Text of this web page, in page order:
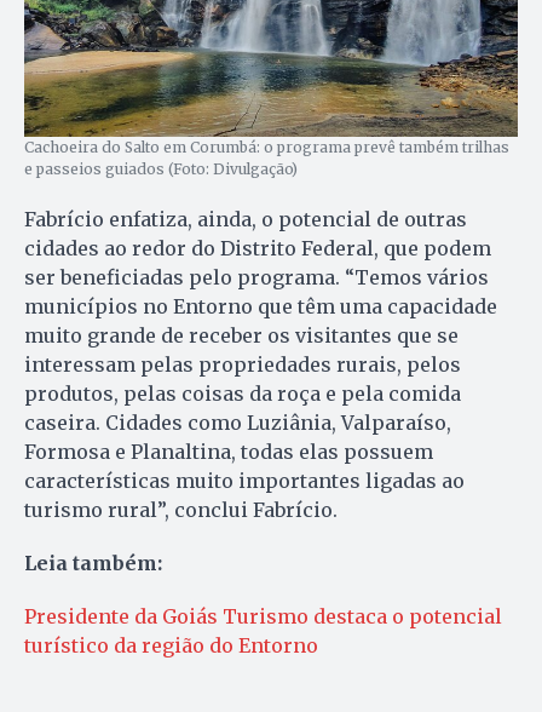
Cachoeira do Salto em Corumbá: o programa prevê também trilhas
e passeios guiados (Foto: Divulgação)
Fabrício enfatiza, ainda, o potencial de outras
cidades ao redor do Distrito Federal, que podem
ser beneficiadas pelo programa. “Temos vários
municípios no Entorno que têm uma capacidade
muito grande de receber os visitantes que se
interessam pelas propriedades rurais, pelos
produtos, pelas coisas da roça e pela comida
caseira. Cidades como Luziânia, Valparaíso,
Formosa e Planaltina, todas elas possuem
características muito importantes ligadas ao
turismo rural”, conclui Fabrício.
Leia também:
Presidente da Goiás Turismo destaca o potencial
turístico da região do Entorno